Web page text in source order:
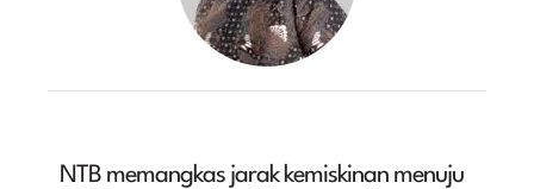
NTB memangkas jarak kemiskinan menuju